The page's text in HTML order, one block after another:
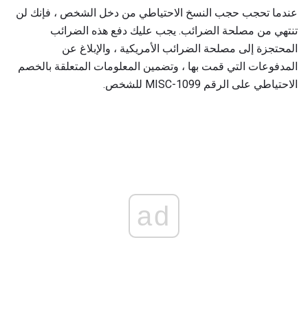
عندما تحجب حجب النسخ الاحتياطي من دخل الشخص ، فإنك لن
تنتهي من مصلحة الضرائب. يجب عليك دفع هذه الضرائب
المحتجزة إلى مصلحة الضرائب الأمريكية ، والإبلاغ عن
المدفوعات التي قمت بها ، وتضمين المعلومات المتعلقة بالخصم
الاحتياطي على الرقم 1099-MISC للشخص.
ad